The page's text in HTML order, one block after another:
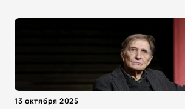
13 октября 2025